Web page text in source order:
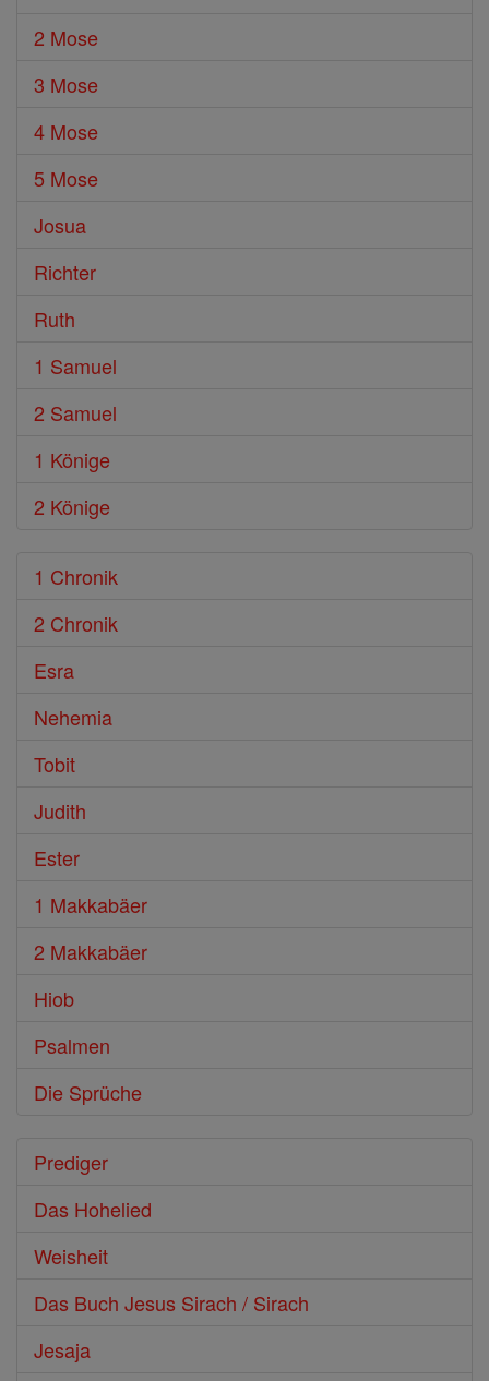
2 Mose
3 Mose
4 Mose
5 Mose
Josua
Richter
Ruth
1 Samuel
2 Samuel
1 Könige
2 Könige
1 Chronik
2 Chronik
Esra
Nehemia
Tobit
Judith
Ester
1 Makkabäer
2 Makkabäer
Hiob
Psalmen
Die Sprüche
Prediger
Das Hohelied
Weisheit
Das Buch Jesus Sirach / Sirach
Jesaja